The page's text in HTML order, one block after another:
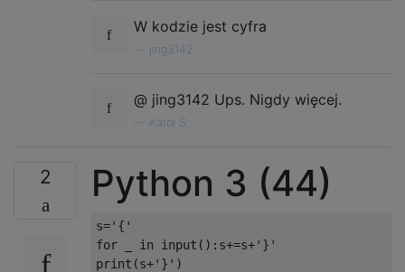
W kodzie jest cyfra
jing3142
@ jing3142 Ups. Nigdy więcej.
Karol S
2 Python 3 (44)
s='{'
for
in input (): s+=s+'}'
print (s+'}' )